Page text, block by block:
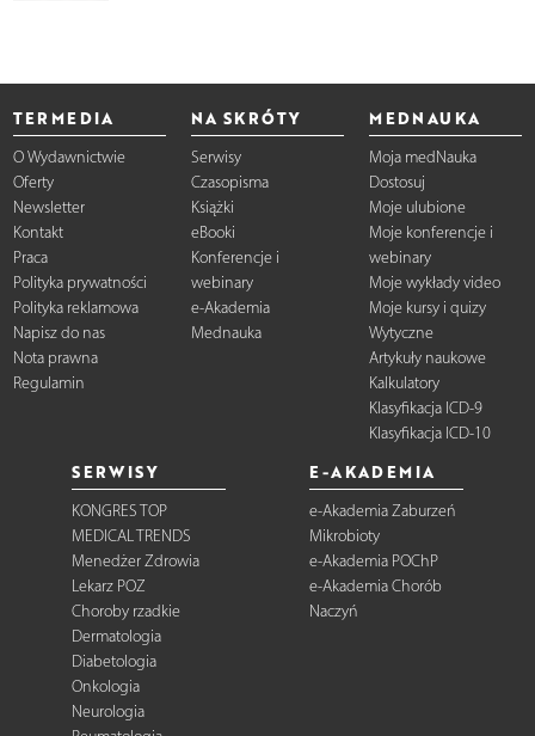
TERMEDIA
O Wydawnictwie
Oferty
Newsletter
Kontakt
Praca
Polityka prywatności
Polityka reklamowa
Napisz do nas
Nota prawna
Regulamin
NA SKRÓTY
Serwisy
Czasopisma
Książki
eBooki
Konferencje i
webinary
e-Akademia
Mednauka
MEDNAUKA
Moja medNauka
Dostosuj
Moje ulubione
Moje konferencje i
webinary
Moje wykłady video
Moje kursy i quizy
Wytyczne
Artykuły naukowe
Kalkulatory
Klasyfikacja ICD-9
Klasyfikacja ICD-10
SERWISY
KONGRES TOP
MEDICAL TRENDS
Menedżer Zdrowia
Lekarz POZ
Choroby rzadkie
Dermatologia
Diabetologia
Onkologia
Neurologia
E-AKADEMIA
e-Akademia Zaburzeń
Mikrobioty
e-Akademia POChP
e-Akademia Chorób
Naczyń